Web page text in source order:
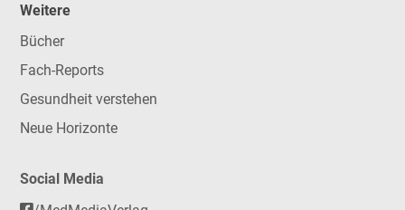
Weitere
Bücher
Fach-Reports
Gesundheit verstehen
Neue Horizonte
Social Media